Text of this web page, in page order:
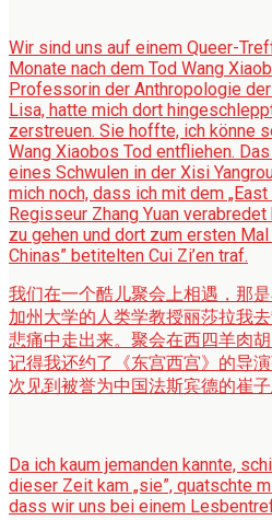
Wir sind uns auf einem Queer-
Monate nach dem Tod Wang
Professorin der Anthropologie
Lisa, hatte mich dort
zerstreuen. Sie hoffte, ich könne
Wang Xiaobos Tod entfliehen.
eines Schwulen in der Xisi
mich noch, dass ich mit dem
Regisseur Zhang Yuan
zu gehen und dort zum ersten
Chinas” betitelten Cui Zi’en traf.
我们在一个酷儿聚会上相遇，那
加州大学的人类学教授丽莎拉我
悲痛中走出来。聚会在西四羊肉
记得我还约了《东宫西宫》的导
次见到被誉为中国法斯宾德的崔子
Da ich kaum jemanden kannte,
dieser Zeit kam „sie”, quatschte
dass wir uns bei einem